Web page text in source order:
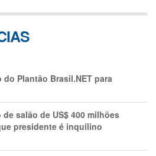
Plantão Brasil.NET para
salão de US$ 400 milhões
presidente é inquilino